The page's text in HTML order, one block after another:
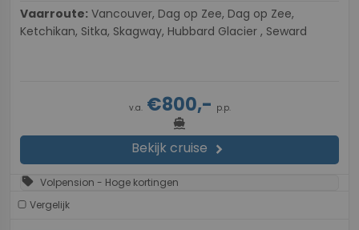
Vaarroute:
Ketchikan, Sitka, Skagway, Hubbard Glacier , Seward
v.a.€800,- p.p.
directions_boat
Bekijk cruise chevron_right
sell Volpension - Hoge kortingen
Vergelijk